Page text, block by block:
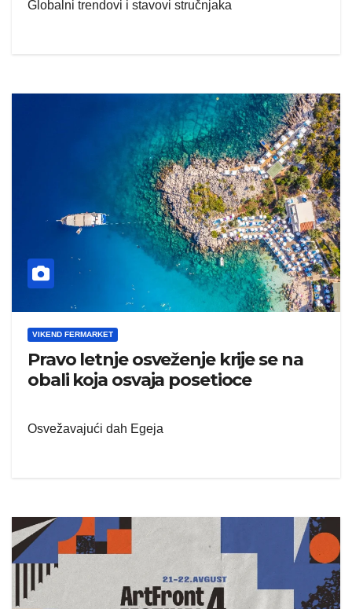
Globalni trendovi i stavovi stručnjaka
VIKEND FERMARKET
Pravo letnje osveženje krije se na
obali koja osvaja posetioce
Osvežavajući dah Egeja